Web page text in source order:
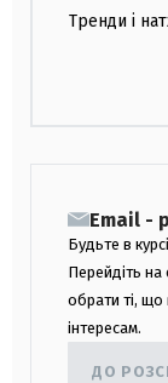
Тренди і
Email -
Будьте в
Перейдіть на
обрати ті,
інтересам.
ДО